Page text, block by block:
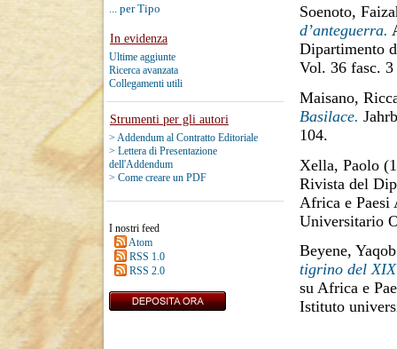
... per Tipo
In evidenza
Ultime aggiunte
Ricerca avanzata
Collegamenti utili
Strumenti per gli autori
> Addendum al Contratto Editoriale
> Lettera di Presentazione
dell'Addendum
> Come creare un PDF
I nostri feed
Atom
RSS 1.0
RSS 2.0
Soenoto,
d’anteguerra.
Dipartimento
Vol. 36 fasc.
Maisano,
Basilace.
104.
Xella, Paolo
Rivista del
Africa e Paesi
Universitario
Beyene, Yaqob
tigrino del
su Africa e
Istituto